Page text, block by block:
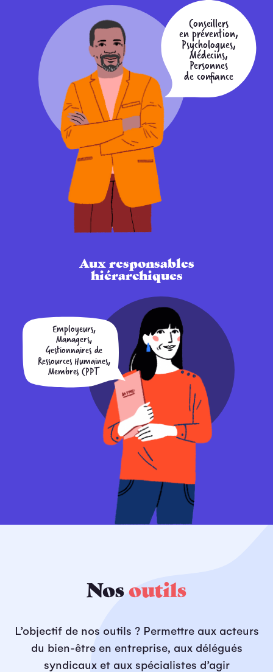
Conseillers
en prévention,
Psychologues,
Médecins,
Personnes
de confiance
Aux responsables
hiérarchiques
Employeurs,
Managers,
Gestionnaires de
Ressources Humaines,
Membres CPPT
Nosoutils
L’objectif de nos outils ? Permettre aux acteurs
du bien-être en entreprise, aux délégués
syndicaux et aux spécialistes d’agir